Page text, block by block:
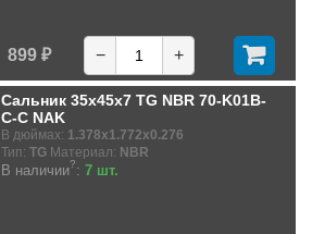
899 ₽ − +
Сальник 35x45x7 TG NBR 70-K01B-
C-C NAK
В дюймах: 1.378x1.772x0.276
Тип: TG Материал: NBR
В наличии?: 7 шт.